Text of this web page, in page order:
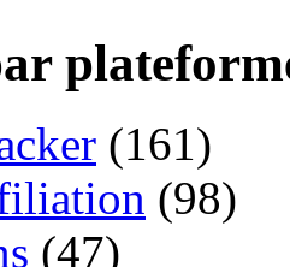
(161)
(98)
(47)